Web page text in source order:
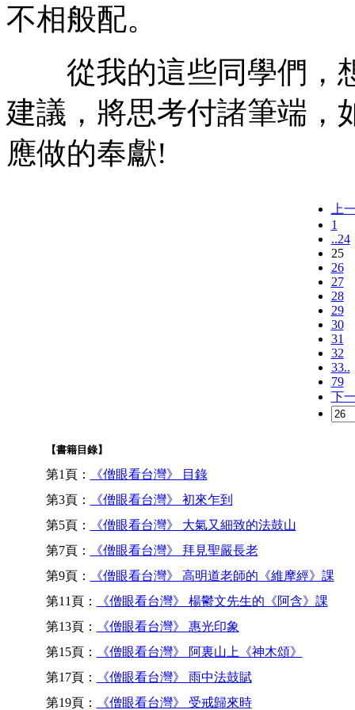
不相般配。
從我的這些同學們，
建議，將思考付諸筆端，
應做的奉獻!
上
1
..24
25
26
27
28
29
30
31
32
33..
79
下
【書籍目錄】
第1頁：
《僧眼看台灣》 目錄
第3頁：
《僧眼看台灣》 初來乍到
第5頁：
《僧眼看台灣》 大氣又細致的法鼓山
第7頁：
《僧眼看台灣》 拜見聖嚴長老
第9頁：
《僧眼看台灣》 高明道老師的《維摩經》課
第11頁：
《僧眼看台灣》 楊鬱文先生的《阿含》課
第13頁：
《僧眼看台灣》 惠光印象
第15頁：
《僧眼看台灣》 阿裏山上《神木頌》
第17頁：
《僧眼看台灣》 雨中法鼓賦
第19頁：
《僧眼看台灣》 受戒歸來時